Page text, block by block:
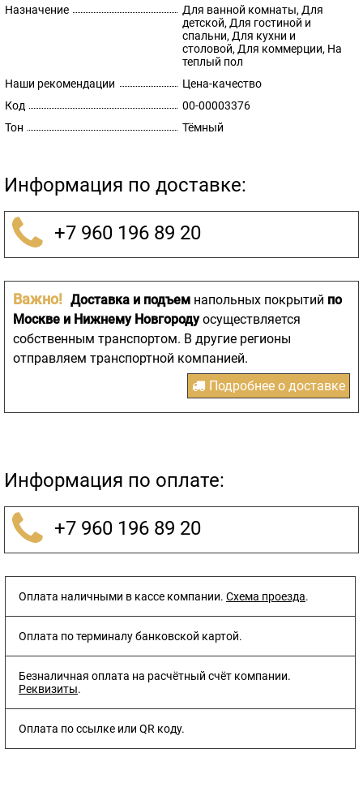
Назначение
Для ванной комнаты, Для
детской, Для гостиной и
спальни, Для кухни и
столовой, Для коммерции, На
теплый пол
Наши рекомендации
Цена-качество
Код
00-00003376
Тон
Тёмный
Информация по доставке:
+7 960 196 89 20
Важно! Доставка и подъем напольных покрытий по
Москве и Нижнему Новгородуосуществляется
собственным транспортом. В другие регионы
отправляем транспортной компанией.
Подробнее о доставке
Информация по оплате:
+7 960 196 89 20
Оплата наличными в кассе компании. Схема проезда.
Оплата по терминалу банковской картой.
Безналичная оплата на расчётный счёт компании.
Реквизиты.
Оплата по ссылке или QR коду.